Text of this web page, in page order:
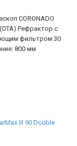
CORONADO
Рефрактор с
фильтром 30
800 мм